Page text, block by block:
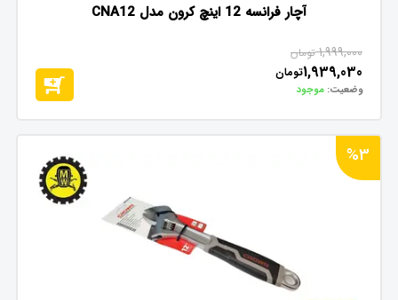
آچار فرانسه 12 اینچ کرون مدل CNA12
1,999,000 تومان
1,939,030تومان
وضعیت: موجود
%3